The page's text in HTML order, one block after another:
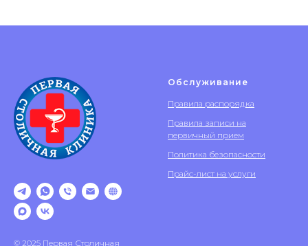
© 2025 Первая Столичная
Обслуживание
Правила распорядка
Правила записи на
первичный прием
Политика безопасности
Прайс-лист на услуги